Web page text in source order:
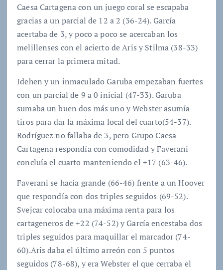
Caesa Cartagena con un juego coral se escapaba
gracias a un parcial de 12 a 2 (36-24). García
acertaba de 3, y poco a poco se acercaban los
melillenses con el acierto de Aris y Stilma (38-33)
para cerrar la primera mitad.
Idehen y un inmaculado Garuba empezaban fuertes
con un parcial de 9 a 0 inicial (47-33). Garuba
sumaba un buen dos más uno y Webster asumía
tiros para dar la máxima local del cuarto(54-37).
Rodríguez no fallaba de 3, pero Grupo Caesa
Cartagena respondía con comodidad y Faverani
concluía el cuarto manteniendo el +17 (63-46).
Faverani se hacía grande (66-46) frente a un Hoover
que respondía con dos triples seguidos (69-52).
Svejcar colocaba una máxima renta para los
cartageneros de +22 (74-52) y García encestaba dos
triples seguidos para maquillar el marcador (74-
60).Aris daba el último arreón con 5 puntos
seguidos (78-68), y era Webster el que cerraba el